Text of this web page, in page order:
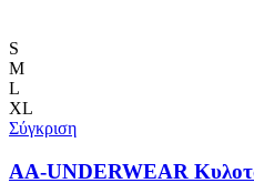
μπορούν
επιλεγούν
S
M
L
XL
Σύγκριση
AA-UNDERWEAR